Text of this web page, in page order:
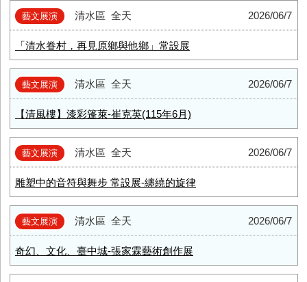
藝文展演 清水區 2026/06/7
全天
「清水眷村，再見原鄉與他鄉」常設展
藝文展演 清水區 2026/06/7
全天
【清風樓】漆彩篷萊-崔克英(115年6月)
藝文展演 清水區 2026/06/7
全天
雕塑中的音符與舞步 常設展-纏繞的旋律
藝文展演 清水區 2026/06/7
全天
奇幻、文化、臺中城-張家霖藝術創作展